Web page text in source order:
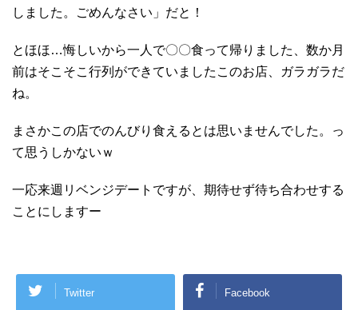
しました。ごめんなさい」だと！
とほほ…悔しいから一人で〇〇食って帰りました、数か月
前はそこそこ行列ができていましたこのお店、ガラガラだ
ね。
まさかこの店でのんびり食えるとは思いませんでした。っ
て思うしかないｗ
一応来週リベンジデートですが、期待せず待ち合わせする
ことにしますー
Twitter Facebook